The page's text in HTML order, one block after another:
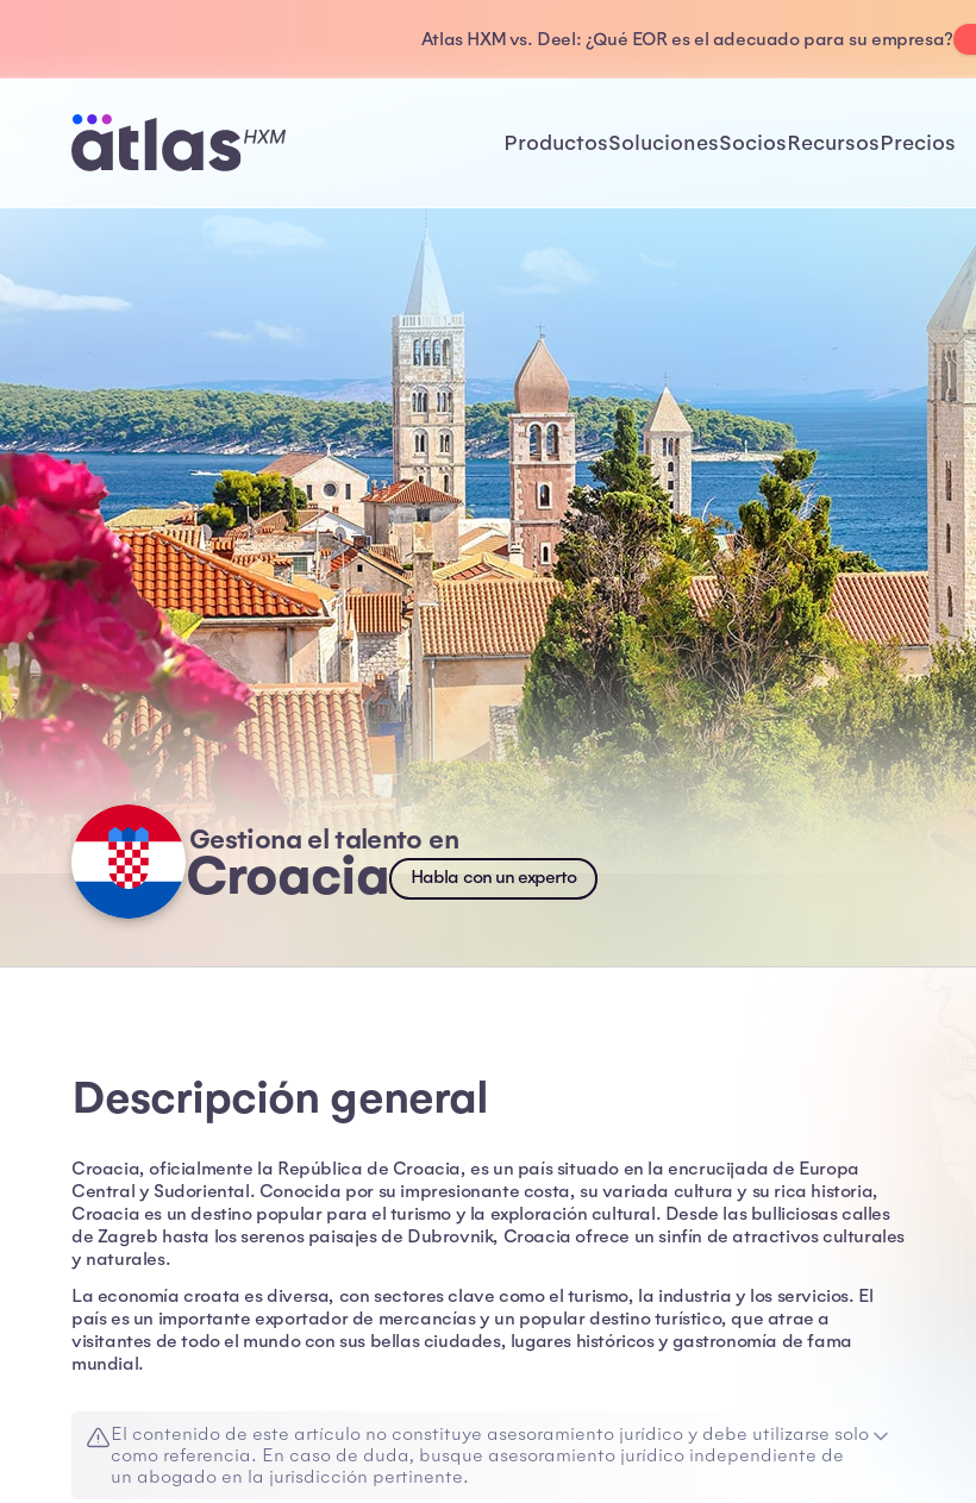
Atlas HXM vs. Deel: ¿Qué EOR es el adecuado para su empresa?
ProductosSolucionesSociosRecursosPrecios
Gestiona el talento en
Croacia Habla con un experto
Descripción general
Croacia, oficialmente la República de Croacia, es un país situado en la encrucijada de Europa
Central y Sudoriental. Conocida por su impresionante costa, su variada cultura y su rica historia,
Croacia es un destino popular para el turismo y la exploración cultural. Desde las bulliciosas calles
de Zagreb hasta los serenos paisajes de Dubrovnik, Croacia ofrece un sinfín de atractivos culturales
y naturales.
La economía croata es diversa, con sectores clave como el turismo, la industria y los servicios. El
país es un importante exportador de mercancías y un popular destino turístico, que atrae a
visitantes de todo el mundo con sus bellas ciudades, lugares históricos y gastronomía de fama
mundial.
El contenido de este artículo no constituye asesoramiento jurídico y debe utilizarse solo
como referencia. En caso de duda, busque asesoramiento jurídico independiente de
un abogado en la jurisdicción pertinente.